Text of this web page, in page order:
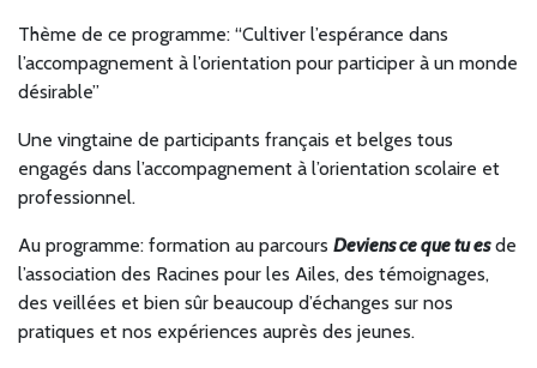
Thème de ce programme: “Cultiver l’espérance dans
l’accompagnement à l’orientation pour participer à un monde
désirable”
Une vingtaine de participants français et belges tous
engagés dans l’accompagnement à l’orientation scolaire et
professionnel.
Au programme: formation au parcours Deviens ce que tu esde
l’association des Racines pour les Ailes, des témoignages,
des veillées et bien sûr beaucoup d’échanges sur nos
pratiques et nos expériences auprès des jeunes.